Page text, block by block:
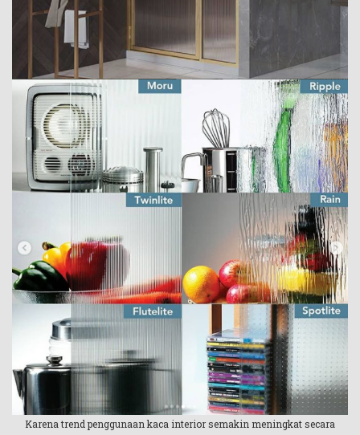
Karena trend penggunaan kaca interior semakin meningkat secara